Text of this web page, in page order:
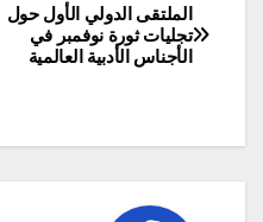
تصفّح
المقالات
الملتقى الدولي الأول حول
تجليات ثورة نوفمبر في
الأجناس الأدبية العالمية